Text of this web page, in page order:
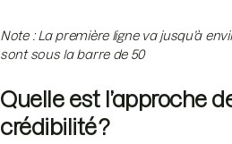
Note : La première ligne va jusqu’à
sont sous la barre de 50
Quelle est l’approche
crédibilité ?